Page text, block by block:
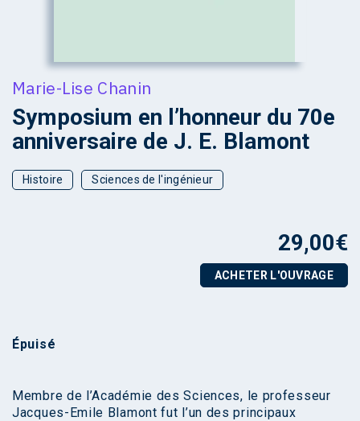
Marie-Lise Chanin
Symposium en l’honneur du 70e
anniversaire de J. E. Blamont
Histoire Sciences de l'ingénieur
29,00€
ACHETER L'OUVRAGE
Épuisé
Membre de l’Académie des Sciences, le professeur
Jacques-Emile Blamont fut l’un des principaux